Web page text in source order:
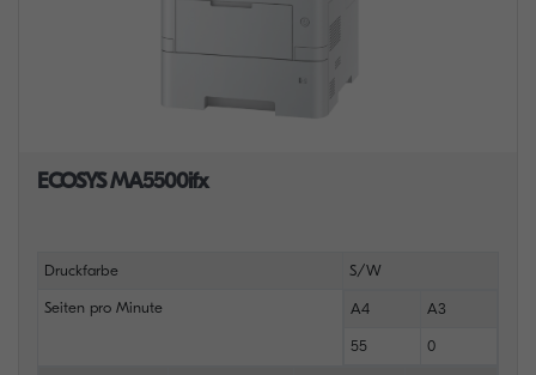
ECOSYS MA5500ifx
Druckfarbe S/W
Seiten pro Minute A4 A3
55 0